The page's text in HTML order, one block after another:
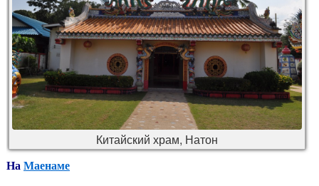
Китайский храм, Натон
НаМаенаме